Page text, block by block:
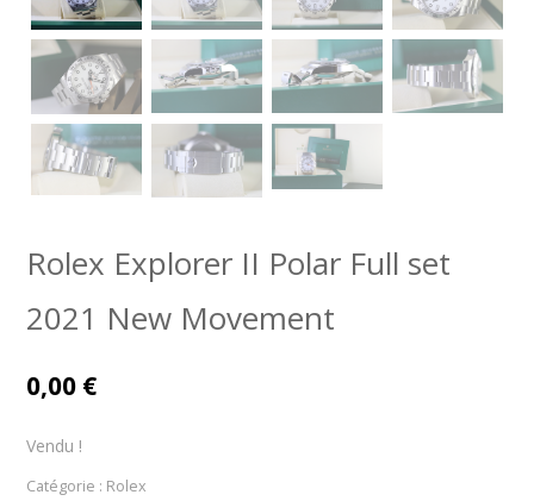
Rolex Explorer II Polar Full set
2021 New Movement
0,00 €
Vendu !
Catégorie : Rolex